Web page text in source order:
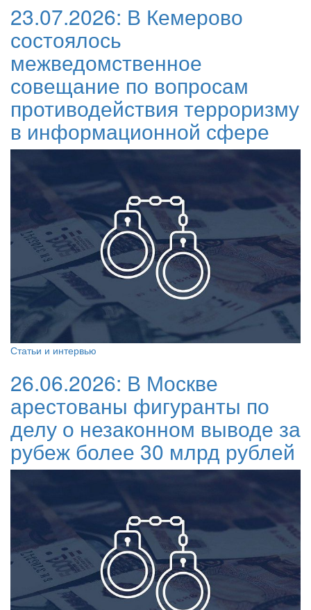
23.07.2026: В Кемерово
состоялось
межведомственное
совещание по вопросам
противодействия терроризму
в информационной сфере
Статьи и интервью
26.06.2026: В Москве
арестованы фигуранты по
делу о незаконном выводе за
рубеж более 30 млрд рублей